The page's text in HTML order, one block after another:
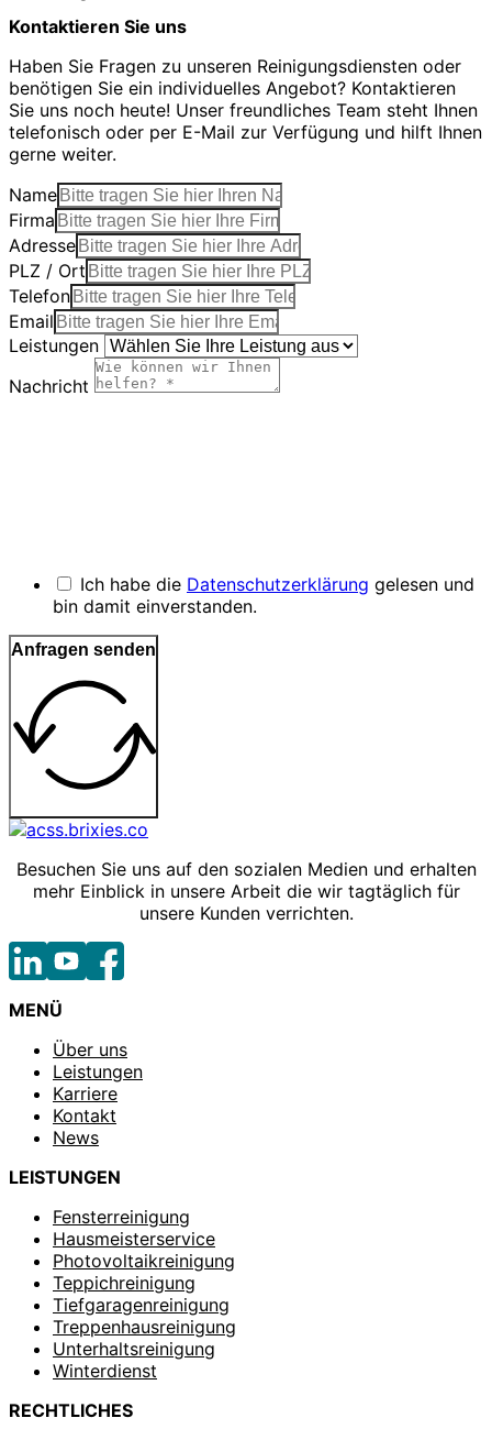
Kontaktieren Sie uns
Haben Sie Fragen zu unseren Reinigungsdiensten oder
benötigen Sie ein individuelles Angebot? Kontaktieren
Sie uns noch heute! Unser freundliches Team steht Ihnen
telefonisch oder per E-Mail zur Verfügung und hilft Ihnen
gerne weiter.
Name
Firma
Adresse
PLZ / Ort
Telefon
Email
Leistungen
Nachricht
Ich habe die Datenschutzerklärung gelesen und
bin damit einverstanden.
Anfragen senden
Besuchen Sie uns auf den sozialen Medien und erhalten
mehr Einblick in unsere Arbeit die wir tagtäglich für
unsere Kunden verrichten.
MENÜ
Über uns
Leistungen
Karriere
Kontakt
News
LEISTUNGEN
Fensterreinigung
Hausmeisterservice
Photovoltaikreinigung
Teppichreinigung
Tiefgaragenreinigung
Treppenhausreinigung
Unterhaltsreinigung
Winterdienst
RECHTLICHES